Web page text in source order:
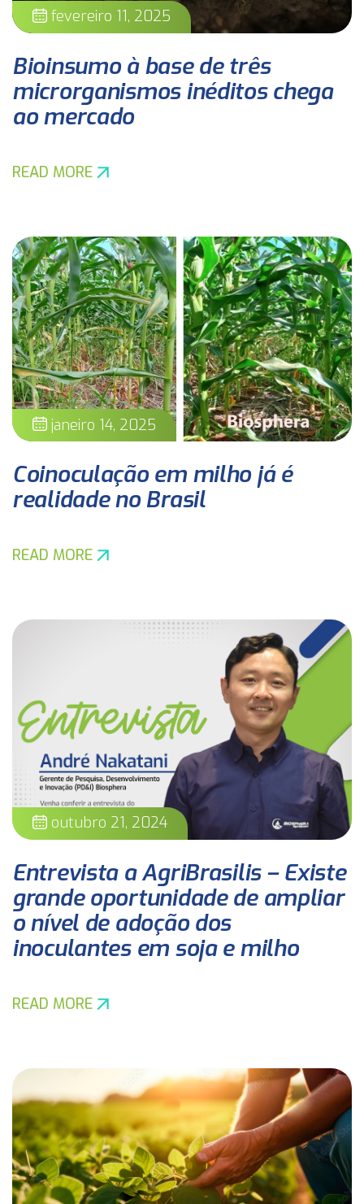
fevereiro 11, 2025
Bioinsumo à base de três
microrganismos inéditos chega
ao mercado
READ MORE
janeiro 14, 2025
Coinoculação em milho já é
realidade no Brasil
READ MORE
outubro 21, 2024
Entrevista a AgriBrasilis – Existe
grande oportunidade de ampliar
o nível de adoção dos
inoculantes em soja e milho
READ MORE